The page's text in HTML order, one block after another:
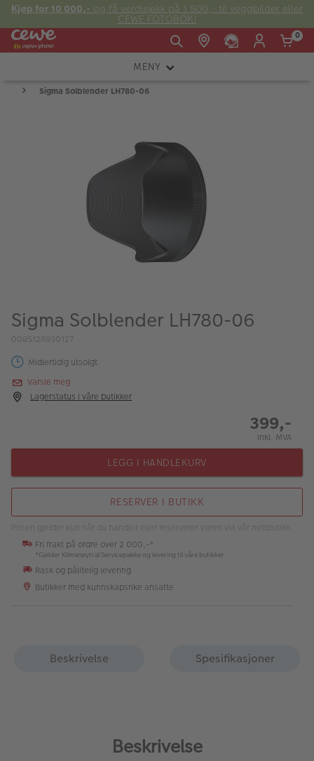
Kjøp for 10 000,- og få verdisjekk på 1 500,- til veggbilder eller
CEWE FOTOBOK!
Fre:
E-post:
kundeservice@japanphoto.no
0
MENY
KAMERA
ALBUM
Merker
Fotokurs
Butikkoversikt
Sigma Solblender LH780-06
Sigma Solblender LH780-06
0085126930127
Midlertidig utsolgt
Varsle meg
Lagerstatus i våre butikker
399,-
Inkl. MVA
LEGG I HANDLEKURV
RESERVER I BUTIKK
Prisen gjelder kun når du handler eller reserverer varen via vår nettbutikk.
Fri frakt på ordre over 2 000,-*
*Gjelder Klimanøytral Servicepakke og levering til våre butikker
Rask og pålitelig levering
Butikker med kunnskapsrike ansatte
Beskrivelse Spesifikasjoner
Beskrivelse